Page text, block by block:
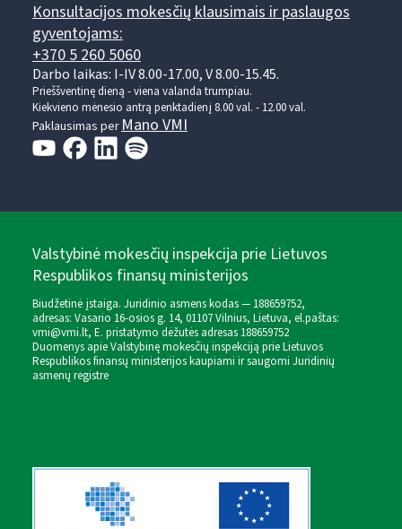
Konsultacijos mokesčių klausimais ir paslaugos
gyventojams:
+370 5 260 5060
Darbo laikas: I-IV 8.00-17.00, V 8.00-15.45.
Prieššventinę dieną - viena valanda trumpiau.
Kiekvieno mėnesio antrą penktadienį 8.00 val. - 12.00 val.
Paklausimas perMano VMI
Valstybinė mokesčių inspekcija prie Lietuvos
Respublikos finansų ministerijos
Biudžetinė įstaiga. Juridinio asmens kodas — 188659752,
adresas: Vasario 16-osios g. 14, 01107 Vilnius, Lietuva, el.paštas:
vmi@vmi.lt, E. pristatymo dėžutės adresas 188659752
Duomenys apie Valstybinę mokesčių inspekciją prie Lietuvos
Respublikos finansų ministerijos kaupiami ir saugomi Juridinių
asmenų registre